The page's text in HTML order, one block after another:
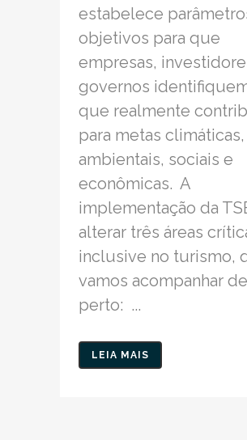
estabelece
objetivos para que
empresas,
governos
que realmente
para metas climáticas,
ambientais, sociais e
econômicas. A
implementação da
alterar três áreas
inclusive no turismo,
vamos acompanhar de
perto: ...
LEIA MAIS